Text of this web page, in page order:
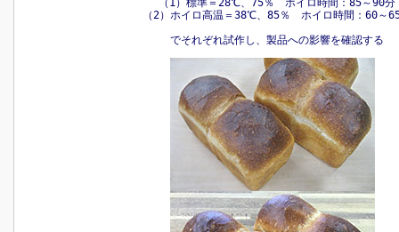
（1）標準＝28℃、75％ ホイロ時間：85～90分
（2）ホイロ高温＝38℃、85％ ホイロ時間：60～
でそれぞれ試作し、製品への影響を確認する